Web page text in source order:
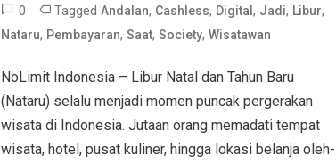
0 TaggedAndalan, Cashless, Digital, Jadi, Libur,
Nataru, Pembayaran,Saat,Society,Wisatawan
NoLimit Indonesia – Libur Natal dan Tahun Baru
(Nataru) selalu menjadi momen puncak pergerakan
wisata di Indonesia. Jutaan orang memadati tempat
wisata, hotel, pusat kuliner, hingga lokasi belanja oleh-